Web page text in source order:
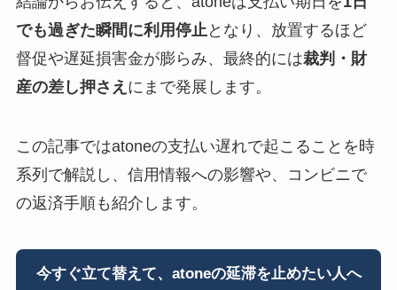
でも過ぎた瞬間に利用停止 となり、放置するほど
督促や遅延損害金が膨らみ、最終的には裁判・財
産の差し押さえ にまで発展します。
この記事ではatoneの支払い遅れで起こることを時
系列で解説し、信用情報への影響や、コンビニで
の返済手順も紹介します。
今すぐ立て替えて、atoneの延滞を止めたい人へ